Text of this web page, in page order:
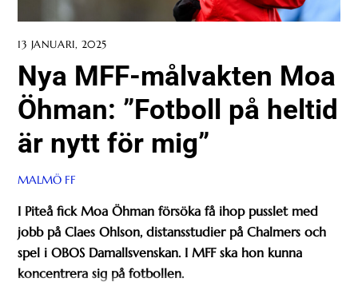
13 JANUARI, 2025
Nya MFF-målvakten Moa
Öhman: ”Fotboll på heltid
är nytt för mig”
MALMÖ FF
I Piteå fick Moa Öhman försöka få ihop pusslet med
jobb på Claes Ohlson, distansstudier på Chalmers och
spel i OBOS Damallsvenskan. I MFF ska hon kunna
koncentrera sig på fotbollen.